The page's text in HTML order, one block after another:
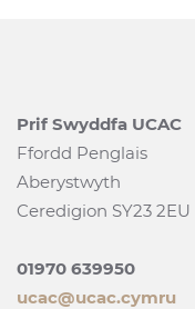
Prif Swyddfa UCAC
Ffordd Penglais
Aberystwyth
Ceredigion SY23 2EU
01970 639950
ucac@ucac.cymru